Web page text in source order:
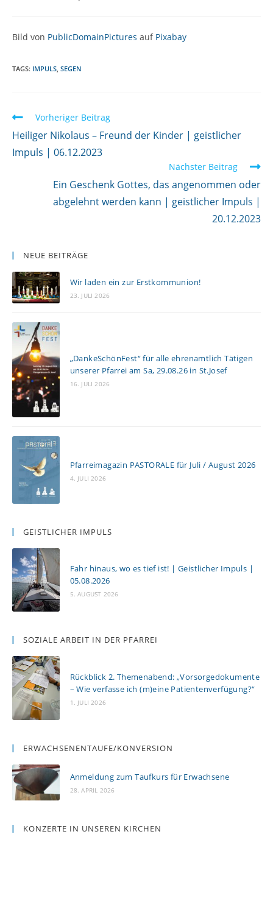
Bild von PublicDomainPictures auf Pixabay
TAGS: IMPULS, SEGEN
W
e
i
s
e
n
Vorheriger Beitrag
Heiliger Nikolaus – Freund der Kinder | geistlicher
Impuls | 06.12.2023
Nächster Beitrag
Ein Geschenk Gottes, das angenommen oder
abgelehnt werden kann | geistlicher Impuls |
20.12.2023
NEUE BEITRÄGE
Wir laden ein zur Erstkommunion!
23. JULI 2026
„DankeSchönFest“ für alle ehrenamtlich Tätigen
unserer Pfarrei am Sa, 29.08.26 in St.Josef
16. JULI 2026
Pfarreimagazin PASTORALE für Juli / August 2026
4. JULI 2026
GEISTLICHER IMPULS
Fahr hinaus, wo es tief ist! | Geistlicher Impuls |
05.08.2026
5. AUGUST 2026
SOZIALE ARBEIT IN DER PFARREI
Rückblick 2. Themenabend: „Vorsorgedokumente
– Wie verfasse ich (m)eine Patientenverfügung?“
1. JULI 2026
ERWACHSENENTAUFE/KONVERSION
Anmeldung zum Taufkurs für Erwachsene
28. APRIL 2026
KONZERTE IN UNSEREN KIRCHEN